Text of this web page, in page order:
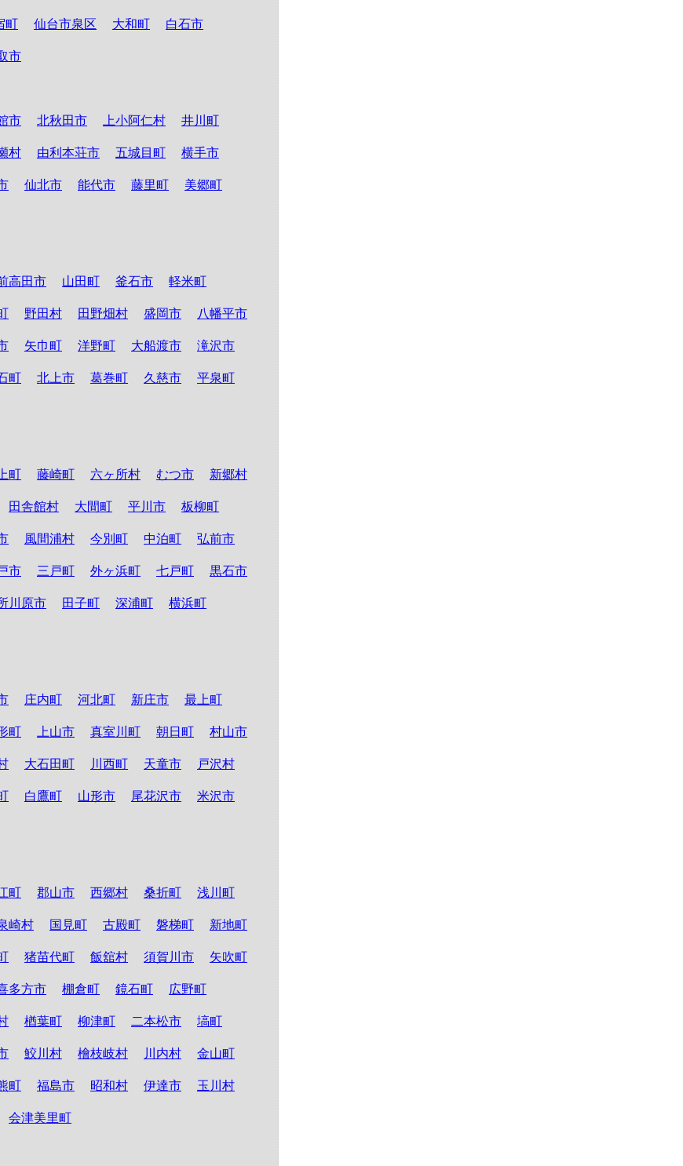
町 仙台市泉区 大和町 白石市
市
市 北秋田市 上小阿仁村 井川町
村 由利本荘市 五城目町 横手市
仙北市 能代市 藤里町 美郷町
高田市 山田町 釜石市 軽米町
野田村 田野畑村 盛岡市 八幡平市
矢巾町 洋野町 大船渡市 滝沢市
町 北上市 葛巻町 久慈市 平泉町
町 藤崎町 六ヶ所村 むつ市 新郷村
田舎館村 大間町 平川市 板柳町
風間浦村 今別町 中泊町 弘前市
市 三戸町 外ヶ浜町 七戸町 黒石市
川原市 田子町 深浦町 横浜町
庄内町 河北町 新庄市 最上町
町 上山市 真室川町 朝日町 村山市
大石田町 川西町 天童市 戸沢村
白鷹町 山形市 尾花沢市 米沢市
町 郡山市 西郷村 桑折町 浅川町
崎村 国見町 古殿町 磐梯町 新地町
猪苗代町 飯舘村 須賀川市 矢吹町
多方市 棚倉町 鏡石町 広野町
楢葉町 柳津町 二本松市 塙町
鮫川村 檜枝岐村 川内村 金山町
町 福島市 昭和村 伊達市 玉川村
会津美里町